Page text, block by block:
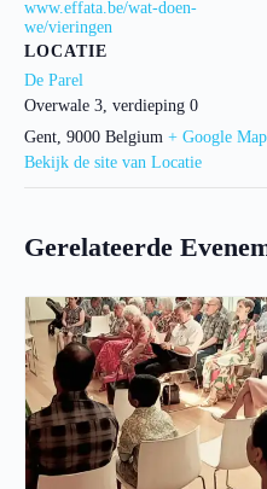
www.effata.be/wat-doen-
we/vieringen
LOCATIE
De Parel
Overwale 3, verdieping 0
Gent, 9000 Belgium + Google
Bekijk de site van Locatie
Gerelateerde